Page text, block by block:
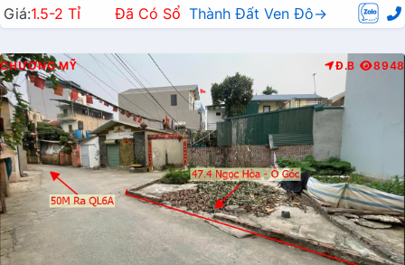
Giá:1.5-2 Tỉ Đã Có Sổ Thành Đất Ven Đô→
CHƯƠNG MỸ Đ.B 8948